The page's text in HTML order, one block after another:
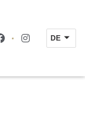
Facebook ((öffnet
Instagram
DE